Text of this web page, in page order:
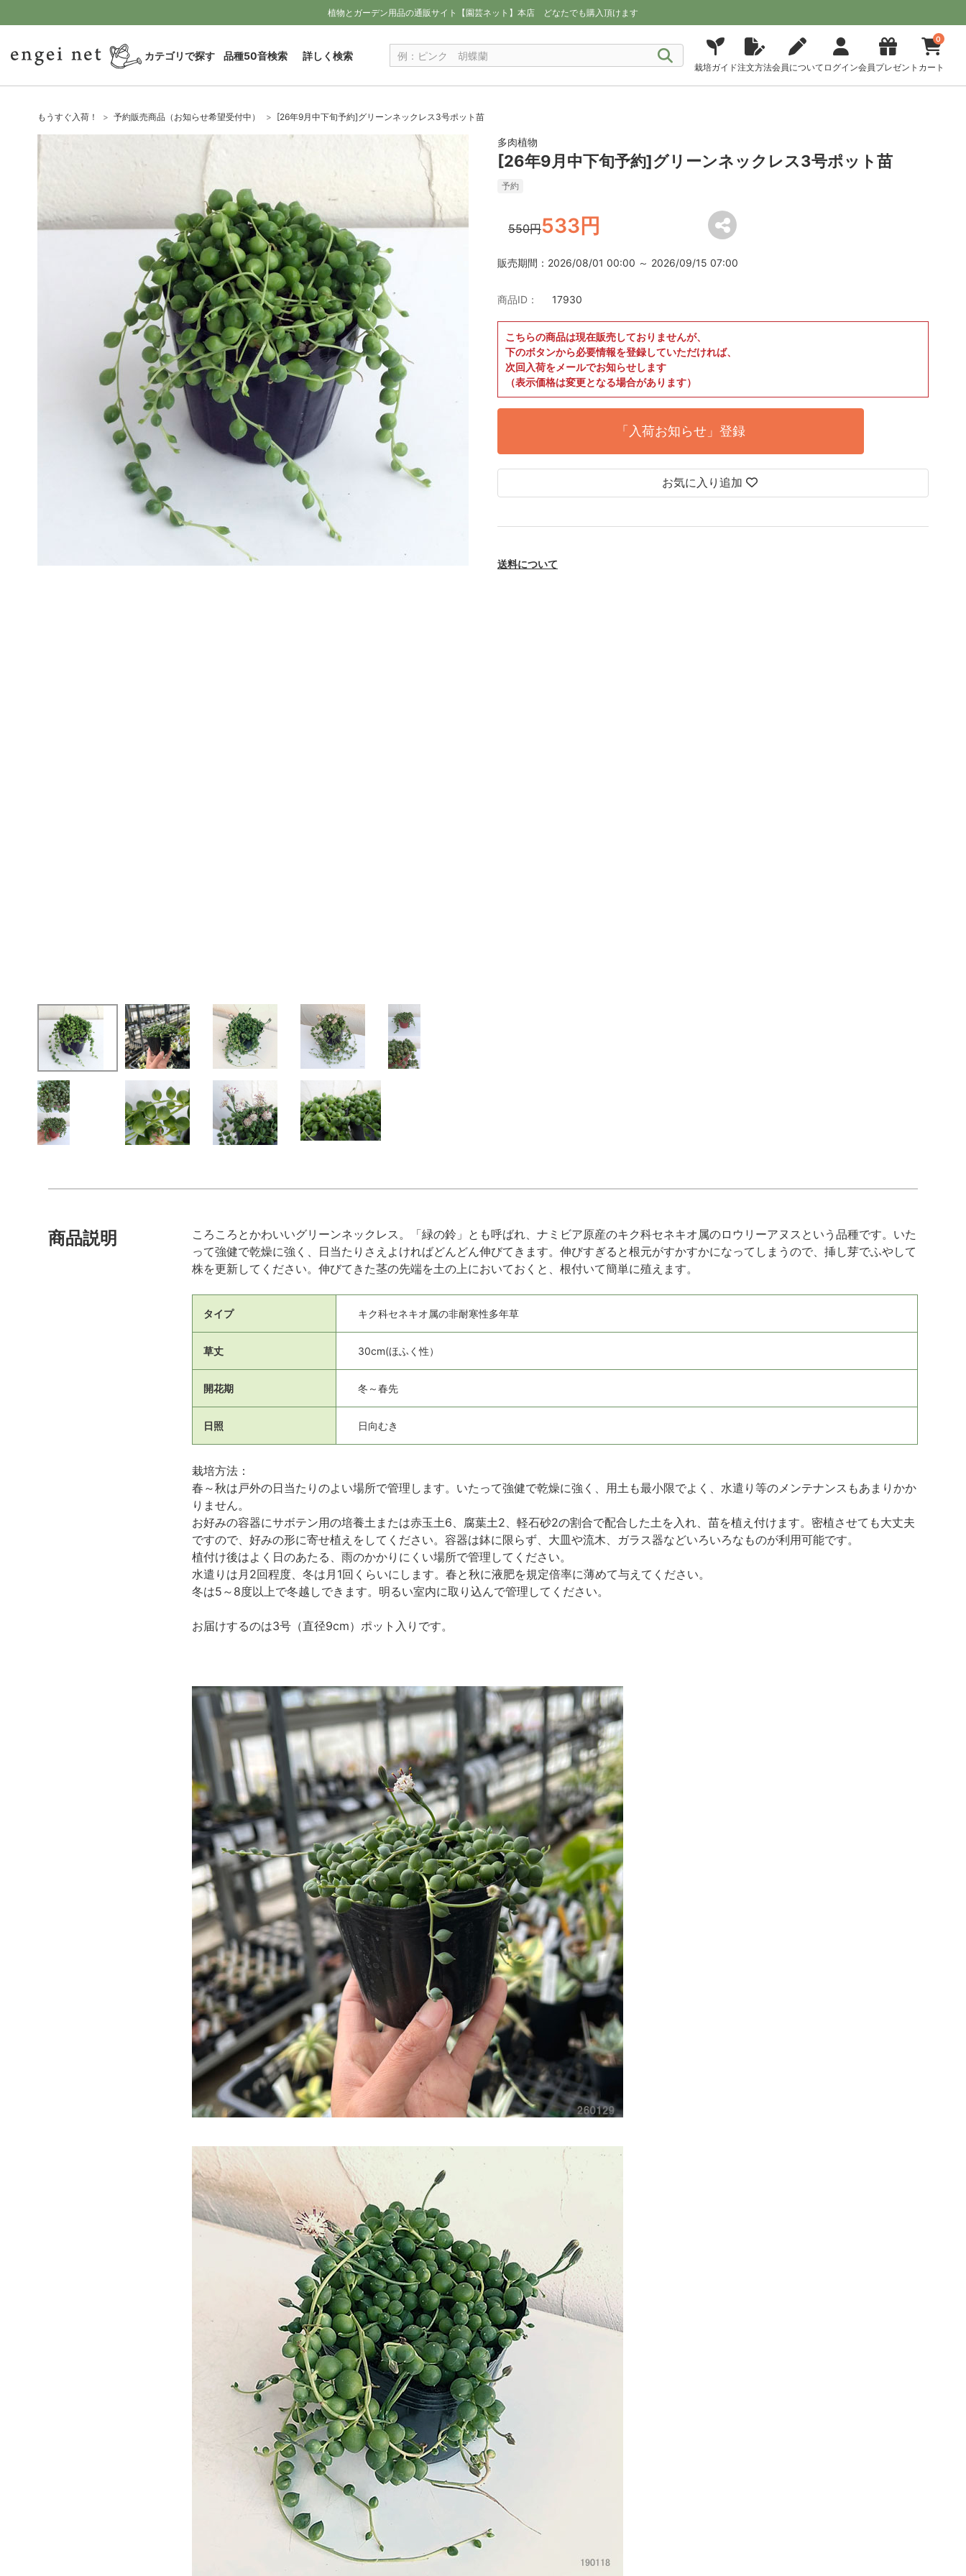
植物とガーデン用品の通販サイト【園芸ネット】本店 どなたでも購入頂けます
カテゴリで探す 品種50音検索 詳しく検索
栽培ガイド注文方法会員について ログイン会員プレゼント
0
カート
もうすぐ入荷！ 予約販売商品（お知らせ希望受付中） [26年9月中下旬予約]グリーンネックレス3号ポット苗
多肉植物
[26年9月中下旬予約]グリーンネックレス3号ポット苗
予約
550円533円
販売期間：2026/08/01 00:00 ～ 2026/09/15 07:00
商品ID： 17930
こちらの商品は現在販売しておりませんが、
下のボタンから必要情報を登録していただければ、
次回入荷をメールでお知らせします
（表示価格は変更となる場合があります）
「入荷お知らせ」登録
お気に入り追加
送料について
商品説明
ころころとかわいいグリーンネックレス。「緑の鈴」とも呼ばれ、ナミビア原産のキク科セネキオ属のロウリーアヌスという品種です。いた
って強健で乾燥に強く、日当たりさえよければどんどん伸びてきます。伸びすぎると根元がすかすかになってしまうので、挿し芽でふやして
株を更新してください。伸びてきた茎の先端を土の上においておくと、根付いて簡単に殖えます。
タイプ キク科セネキオ属の非耐寒性多年草
草丈 30cm(ほふく性）
開花期 冬～春先
日照 日向むき
栽培方法：
春～秋は戸外の日当たりのよい場所で管理します。いたって強健で乾燥に強く、用土も最小限でよく、水遣り等のメンテナンスもあまりかか
りません。
お好みの容器にサボテン用の培養土または赤玉土6、腐葉土2、軽石砂2の割合で配合した土を入れ、苗を植え付けます。密植させても大丈夫
ですので、好みの形に寄せ植えをしてください。容器は鉢に限らず、大皿や流木、ガラス器などいろいろなものが利用可能です。
植付け後はよく日のあたる、雨のかかりにくい場所で管理してください。
水遣りは月2回程度、冬は月1回くらいにします。春と秋に液肥を規定倍率に薄めて与えてください。
冬は5～8度以上で冬越しできます。明るい室内に取り込んで管理してください。
お届けするのは3号（直径9cm）ポット入りです。